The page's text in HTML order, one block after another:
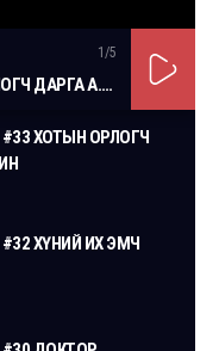
1 /5
ТОМЧУУДААС АСУУЯ #33 ХОТЫН ОРЛОГЧ ДАРГА А.АМАРТҮВШИН
ХОТЫН ОРЛОГЧ
ХҮНИЙ ИХ ЭМЧ